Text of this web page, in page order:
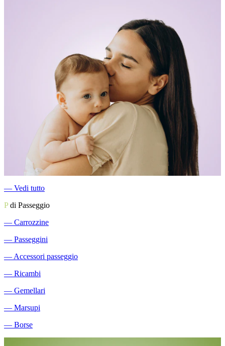
― Vedi tutto
Pdi Passeggio
― Carrozzine
― Passeggini
― Accessori passeggio
― Ricambi
― Gemellari
― Marsupi
― Borse